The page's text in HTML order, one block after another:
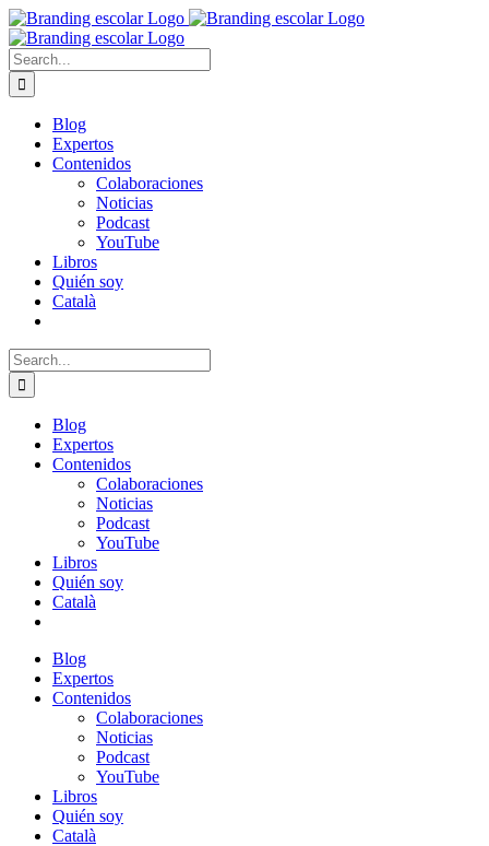
Skip
to
content
Search
for:
Blog
Expertos
Contenidos
Colaboraciones
Noticias
Podcast
YouTube
Libros
Quién soy
Català
Search
for:
Blog
Expertos
Contenidos
Colaboraciones
Noticias
Podcast
YouTube
Libros
Quién soy
Català
Blog
Expertos
Contenidos
Colaboraciones
Noticias
Podcast
YouTube
Libros
Quién soy
Català